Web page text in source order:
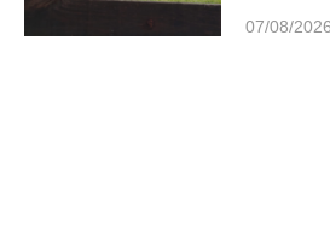
07/08/2026